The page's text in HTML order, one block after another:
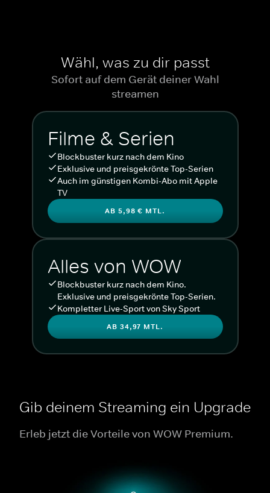
Wähl, was zu dir passt
Sofort auf dem Gerät deiner Wahl
streamen
Filme & Serien
Blockbuster kurz nach dem Kino
Exklusive und preisgekrönte Top-Serien
Auch im günstigen Kombi-Abo mit Apple
TV
AB 5,98 € MTL.
Alles von WOW
Blockbuster kurz nach dem Kino.
Exklusive und preisgekrönte Top-Serien.
Kompletter Live-Sport von Sky Sport
AB 34,97 MTL.
Gib deinem Streaming ein Upgrade
Erleb jetzt die Vorteile von WOW Premium.